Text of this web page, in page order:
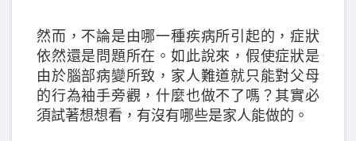
然而，不論是由哪一種疾病所引起的，症狀
依然還是問題所在。如此說來，假使症狀是
由於腦部病變所致，家人難道就只能對父母
的行為袖手旁觀，什麼也做不了嗎？其實必
須試著想想看，有沒有哪些是家人能做的。